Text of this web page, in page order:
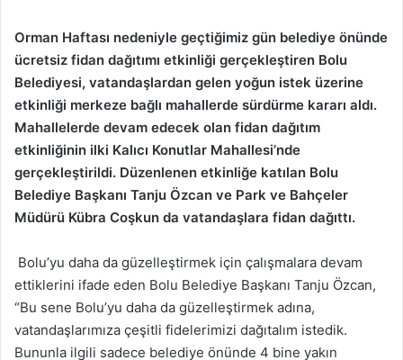
Orman Haftası nedeniyle geçtiğimiz gün belediye önünde
ücretsiz fidan dağıtımı etkinliği gerçekleştiren Bolu
Belediyesi, vatandaşlardan gelen yoğun istek üzerine
etkinliği merkeze bağlı mahallerde sürdürme kararı aldı.
Mahallelerde devam edecek olan fidan dağıtım
etkinliğinin ilki Kalıcı Konutlar Mahallesi’nde
gerçekleştirildi. Düzenlenen etkinliğe katılan Bolu
Belediye Başkanı Tanju Özcan ve Park ve Bahçeler
Müdürü Kübra Coşkun da vatandaşlara fidan dağıttı.
Bolu’yu daha da güzelleştirmek için çalışmalara devam
ettiklerini ifade eden Bolu Belediye Başkanı Tanju Özcan,
“Bu sene Bolu’yu daha da güzelleştirmek adına,
vatandaşlarımıza çeşitli fidelerimizi dağıtalım istedik.
Bununla ilgili sadece belediye önünde 4 bine yakın